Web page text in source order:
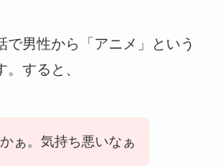
で男性から「アニメ」という
すると、
ぁ。気持ち悪いなぁ